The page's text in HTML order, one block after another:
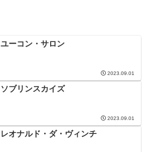
ユーコン・サロン
2023.09.01
ソブリンスカイズ
2023.09.01
レオナルド・ダ・ヴィンチ